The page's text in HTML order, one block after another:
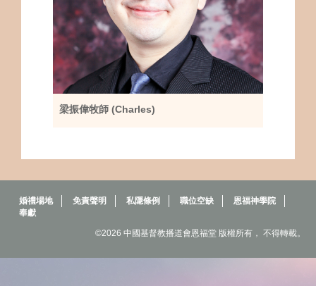
梁振偉牧師 (Charles)
婚禮場地 免責聲明 私隱條例 職位空缺
恩福神學院
奉獻
©2026 中國基督教播道會恩福堂 版權所有， 不得轉載。